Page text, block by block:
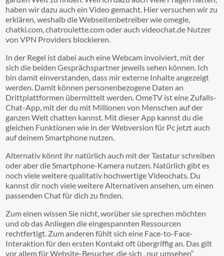
haben wir dazu auch ein Video gemacht. Hier versuchen wir zu
erklären, weshalb die Webseitenbetreiber wie omegle,
chatki.com, chatroulette.com oder auch videochat.de Nutzer
von VPN Providers blockieren.
In der Regel ist dabei auch eine Webcam involviert, mit der
sich die beiden Gesprächspartner jeweils sehen können. Ich
bin damit einverstanden, dass mir externe Inhalte angezeigt
werden. Damit können personenbezogene Daten an
Drittplattformen übermittelt werden. OmeTV ist eine Zufalls-
Chat-App, mit der du mit Millionen von Menschen auf der
ganzen Welt chatten kannst. Mit dieser App kannst du die
gleichen Funktionen wie in der Webversion für Pc jetzt auch
auf deinem Smartphone nutzen.
Alternativ könnt ihr natürlich auch mit der Tastatur schreiben
oder aber die Smartphone-Kamera nutzen. Natürlich gibt es
noch viele weitere qualitativ hochwertige Videochats. Du
kannst dir noch viele weitere Alternativen ansehen, um einen
passenden Chat für dich zu finden.
Zum einen wissen Sie nicht, worüber sie sprechen möchten
und ob das Anliegen die eingespannten Ressourcen
rechtfertigt. Zum anderen fühlt sich eine Face-to-Face-
Interaktion für den ersten Kontakt oft übergriffig an. Das gilt
vor allem für Website-Besucher, die sich „nur umsehen“